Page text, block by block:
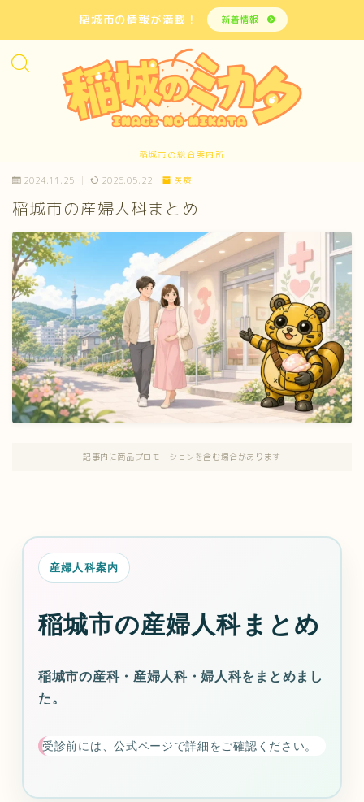
稲城市の情報が満載！ 新着情報
稲城市の総合案内所
2024.11.25 2026.05.22 医療
稲城市の産婦人科まとめ
記事内に商品プロモーションを含む場合があります
産婦人科案内
稲城市の産婦人科まとめ
稲城市の産科・産婦人科・婦人科をまとめまし
た。
受診前には、公式ページで詳細をご確認ください。